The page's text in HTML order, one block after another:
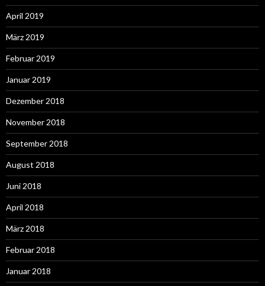
April 2019
März 2019
Februar 2019
Januar 2019
Dezember 2018
November 2018
September 2018
August 2018
Juni 2018
April 2018
März 2018
Februar 2018
Januar 2018